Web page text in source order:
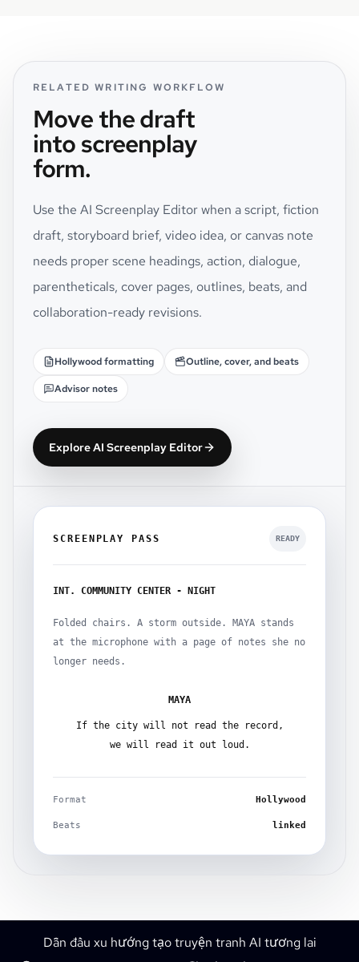
RELATED WRITING WORKFLOW
Move the draft
into screenplay
form.
Use the AI Screenplay Editor when a script, fiction
draft, storyboard brief, video idea, or canvas note
needs proper scene headings, action, dialogue,
parentheticals, cover pages, outlines, beats, and
collaboration-ready revisions.
Hollywood formatting Outline, cover, and beats
Advisor notes
Explore AI Screenplay Editor
SCREENPLAY PASS READY
INT. COMMUNITY CENTER - NIGHT
Folded chairs. A storm outside. MAYA stands
at the microphone with a page of notes she no
longer needs.
MAYA
If the city will not read the record,
we will read it out loud.
Format Hollywood
Beats linked
Dẫn đầu xu hướng tạo truyện tranh AI tương lai